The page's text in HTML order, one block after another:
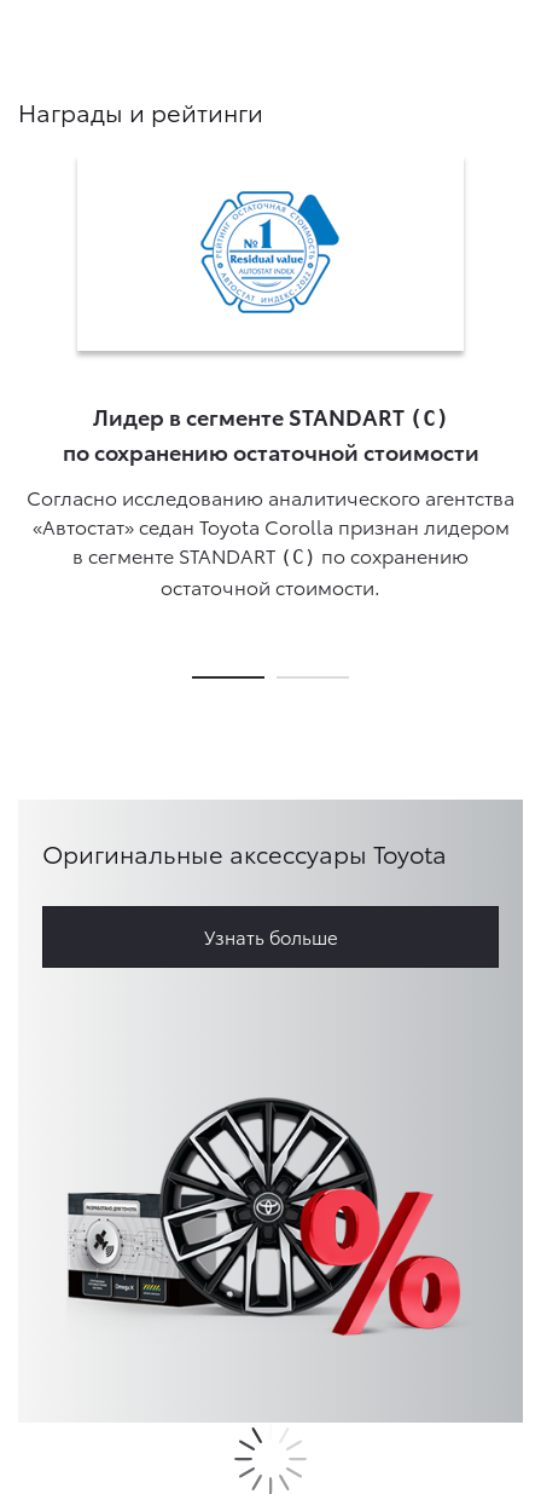
Награды и рейтинги
Лидер в сегменте STANDART (С)
по сохранению остаточной стоимости
Согласно исследованию аналитического агентства
«Автостат» седан Toyota Corolla признан лидером
в сегменте STANDART (С) по сохранению
остаточной стоимости.
Оригинальные аксессуары Toyota
Узнать больше